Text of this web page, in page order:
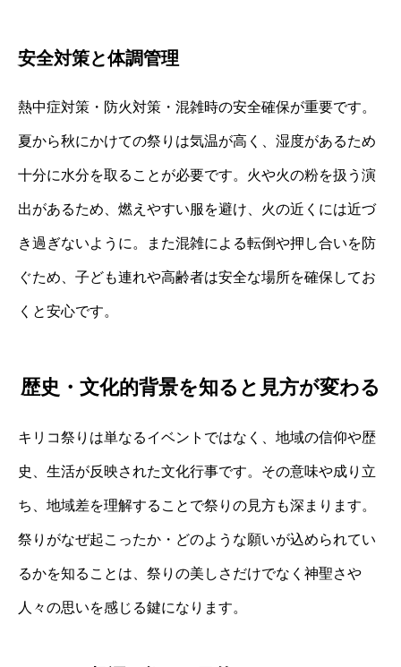
安全対策と体調管理
熱中症対策・防火対策・混雑時の安全確保が重要です。
夏から秋にかけての祭りは気温が高く、湿度があるため
十分に水分を取ることが必要です。火や火の粉を扱う演
出があるため、燃えやすい服を避け、火の近くには近づ
き過ぎないように。また混雑による転倒や押し合いを防
ぐため、子ども連れや高齢者は安全な場所を確保してお
くと安心です。
歴史・文化的背景を知ると見方が変わる
キリコ祭りは単なるイベントではなく、地域の信仰や歴
史、生活が反映された文化行事です。その意味や成り立
ち、地域差を理解することで祭りの見方も深まります。
祭りがなぜ起こったか・どのような願いが込められてい
るかを知ることは、祭りの美しさだけでなく神聖さや
人々の思いを感じる鍵になります。